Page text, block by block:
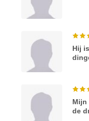
Hij
Mijn
de